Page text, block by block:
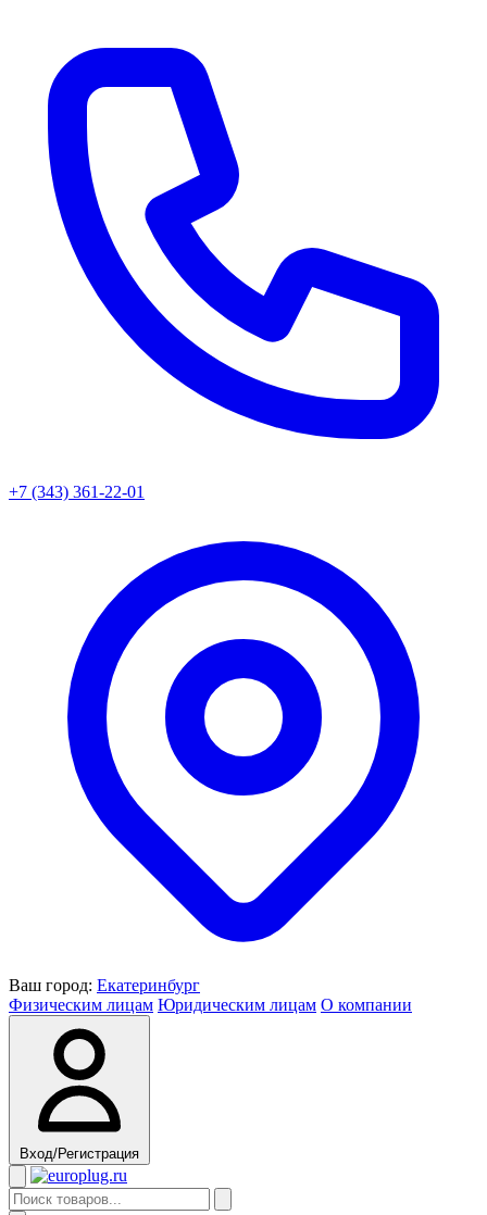
+7 (343) 361-22-01
Ваш город: Екатеринбург
Физическим лицам Юридическим лицам О компании
Вход/Регистрация